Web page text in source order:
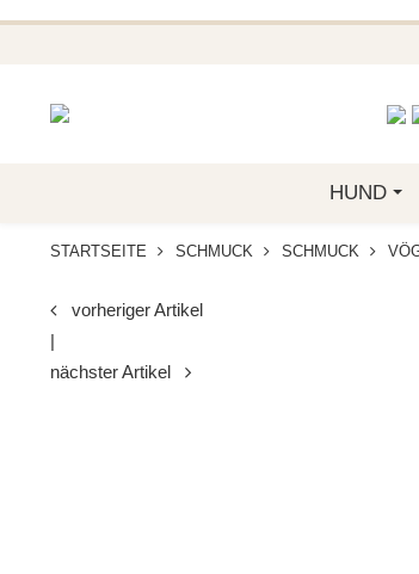
HUND
STARTSEITE SCHMUCK SCHMUCK
vorheriger Artikel
nächster Artikel